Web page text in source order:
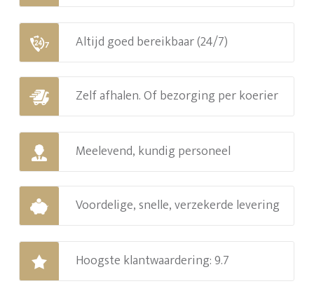
Altijd goed bereikbaar (24/7)
Zelf afhalen. Of bezorging per koerier
Meelevend, kundig personeel
Voordelige, snelle, verzekerde levering
Hoogste klantwaardering: 9.7